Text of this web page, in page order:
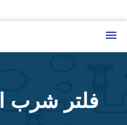
إلى
المحتوى
فلتر شرب